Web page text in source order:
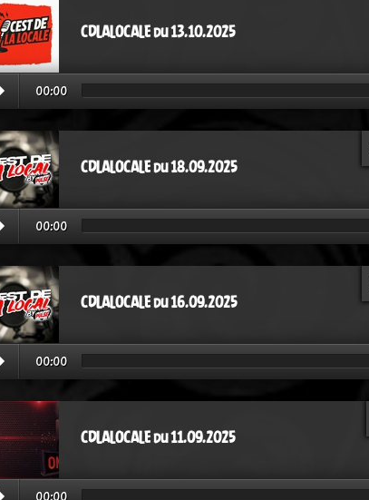
CDLALOCALE du 13.10.2025
00:00
CDLALOCALE du 18.09.2025
00:00
CDLALOCALE du 16.09.2025
00:00
CDLALOCALE du 11.09.2025
00:00